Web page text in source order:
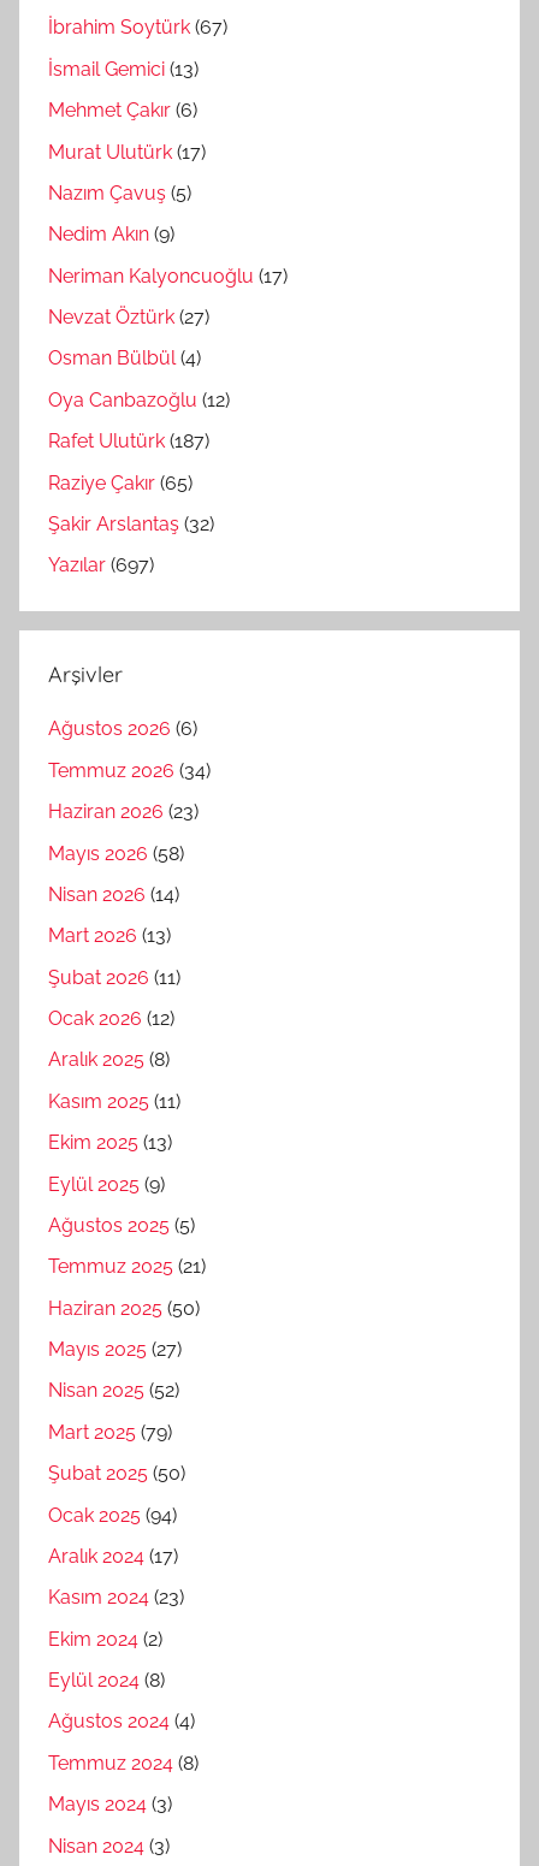
İbrahim Soytürk (67)
İsmail Gemici (13)
Mehmet Çakır (6)
Murat Ulutürk (17)
Nazım Çavuş (5)
Nedim Akın (9)
Neriman Kalyoncuoğlu (17)
Nevzat Öztürk (27)
Osman Bülbül(4)
Oya Canbazoğlu (12)
Rafet Ulutürk (187)
Raziye Çakır (65)
Şakir Arslantaş (32)
Yazılar (697)
Arşivler
Ağustos 2026 (6)
Temmuz 2026 (34)
Haziran 2026 (23)
Mayıs 2026 (58)
Nisan 2026 (14)
Mart 2026 (13)
Şubat 2026 (11)
Ocak 2026 (12)
Aralık 2025 (8)
Kasım 2025 (11)
Ekim 2025 (13)
Eylül 2025 (9)
Ağustos 2025 (5)
Temmuz 2025 (21)
Haziran 2025 (50)
Mayıs 2025 (27)
Nisan 2025 (52)
Mart 2025 (79)
Şubat 2025 (50)
Ocak 2025 (94)
Aralık 2024 (17)
Kasım 2024 (23)
Ekim 2024 (2)
Eylül 2024 (8)
Ağustos 2024 (4)
Temmuz 2024 (8)
Mayıs 2024 (3)
Nisan 2024 (3)